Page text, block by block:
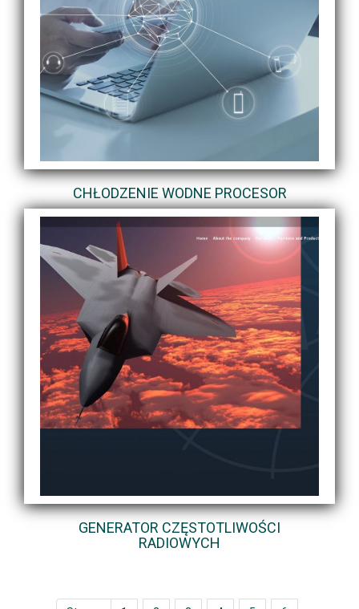
CHŁODZENIE WODNE PROCESOR
GENERATOR CZĘSTOTLIWOŚCI
RADIOWYCH